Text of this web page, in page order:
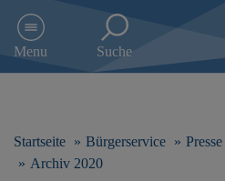
e
Menu Suche
Startseite Bürgerservice Presse
Archiv 2020